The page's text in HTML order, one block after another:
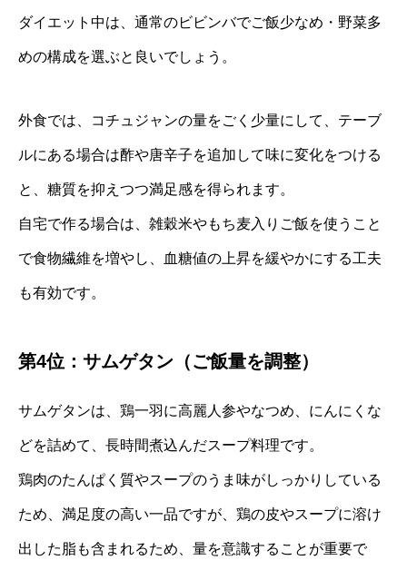
ダイエット中は、通常のビビンバでご飯少なめ・野菜多
めの構成を選ぶと良いでしょう。
外食では、コチュジャンの量をごく少量にして、テーブ
ルにある場合は酢や唐辛子を追加して味に変化をつける
と、糖質を抑えつつ満足感を得られます。
自宅で作る場合は、雑穀米やもち麦入りご飯を使うこと
で食物繊維を増やし、血糖値の上昇を緩やかにする工夫
も有効です。
第4位：サムゲタン（ご飯量を調整）
サムゲタンは、鶏一羽に高麗人参やなつめ、にんにくな
どを詰めて、長時間煮込んだスープ料理です。
鶏肉のたんぱく質やスープのうま味がしっかりしている
ため、満足度の高い一品ですが、鶏の皮やスープに溶け
出した脂も含まれるため、量を意識することが重要で